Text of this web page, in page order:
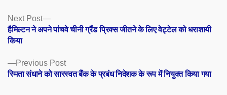
Posts
navigation
Previous PostPrevious
post:
स्मिता संधाने को सारस्वत बैंक के प्रबंध निदेशक के रूप में नियुक्त किया गया
Next Post
Next
post:
हैमिल्टन ने अपने पांचवे चीनी ग्रैंड प्रिक्स जीतने के लिए वेट्टेल को धराशायी
किया